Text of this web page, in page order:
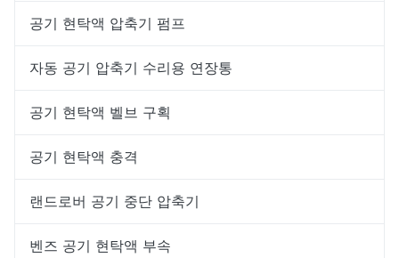
공기 현탁액 압축기 펌프
자동 공기 압축기 수리용 연장통
공기 현탁액 벨브 구획
공기 현탁액 충격
랜드로버 공기 중단 압축기
벤즈 공기 현탁액 부속